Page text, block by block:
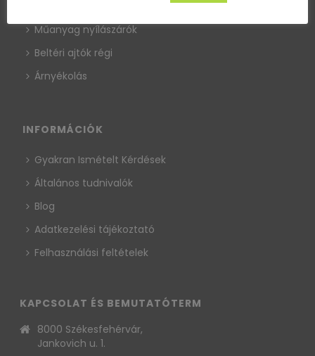
Műanyag nyílászárók
Beltéri ajtók régi
Árnyékolás
INFORMÁCIÓK
Gyakran Ismételt Kérdések
Általános tudnivalók
Blog
Adatkezelési tájékoztató
Felhasználási feltételek
KAPCSOLAT ÉS BEMUTATÓTERM
8000 Székesfehérvár,
Jankovich u. 1.